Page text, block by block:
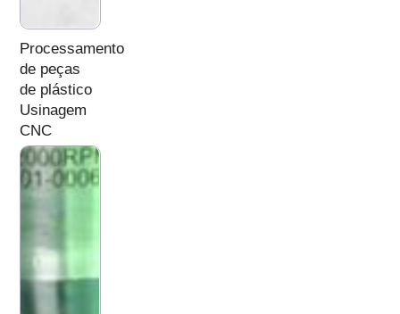
Processamento
de peças
de plástico
Usinagem
CNC